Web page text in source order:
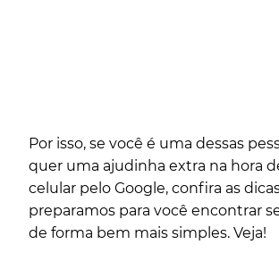
Por isso, se você é uma dessas
quer uma ajudinha extra na hora
celular pelo Google, confira as
preparamos para você encontrar
de forma bem mais simples. Veja!